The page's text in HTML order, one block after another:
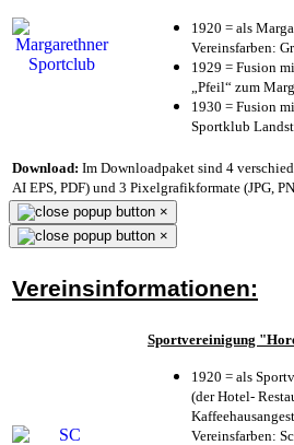
1920 = als
Vereinsfarben:
1929 = Fusion
„Pfeil“ zum
1930 = Fusion
Sportklub
Download: Im Downloadpaket sind 4
AI EPS, PDF) und 3 Pixelgrafikformate (JPG,
×
×
Vereinsinformationen:
Sportvereinigung
1920 = als
(der Hotel-
Vereinsfarben: